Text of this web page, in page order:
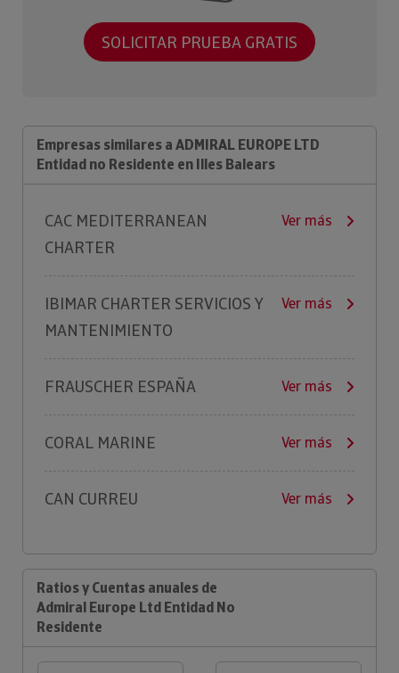
SOLICITAR PRUEBA GRATIS
Empresas similares a ADMIRAL EUROPE LTD
Entidad no Residente en Illes Balears
CAC MEDITERRANEAN
CHARTER
Ver más
IBIMAR CHARTER SERVICIOS Y
MANTENIMIENTO
Ver más
FRAUSCHER ESPAÑA Ver más
CORAL MARINE Ver más
CAN CURREU Ver más
Ratios y Cuentas anuales de
Admiral Europe Ltd Entidad No
Residente